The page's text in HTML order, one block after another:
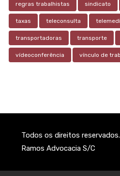
regras trabalhistas sindicato
taxas teleconsulta
transportadoras transporte
vídeoconferência vínculo de
Todos os direitos
Ramos Advocacia S/C